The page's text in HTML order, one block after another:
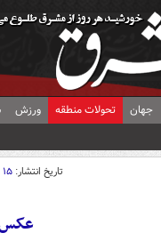
جهان تحولات منطقه ورزش
تاریخ انتشار: ۱۵ شهریور ۱۴۰۱ - ۱۱:۰۰
عکس/